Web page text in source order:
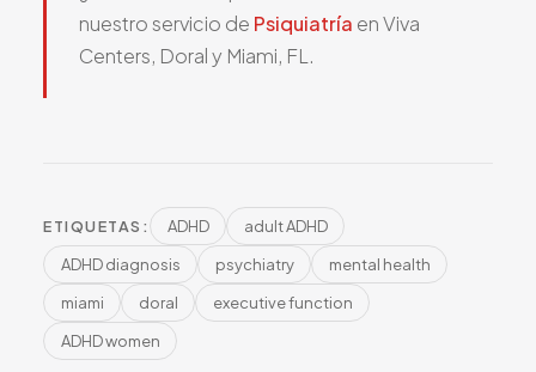
nuestro servicio de Psiquiatría en Viva
Centers, Doral y Miami, FL.
ETIQUETAS: ADHD
adult ADHD
ADHD diagnosis
psychiatry
mental health
miami
doral
executive function
ADHD women